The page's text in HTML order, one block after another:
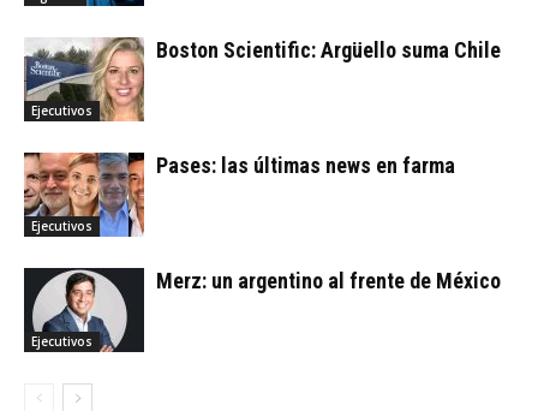
Ejecutivos
Boston Scientific: Argüello suma Chile
Ejecutivos
Pases: las últimas news en farma
Ejecutivos
Merz: un argentino al frente de México